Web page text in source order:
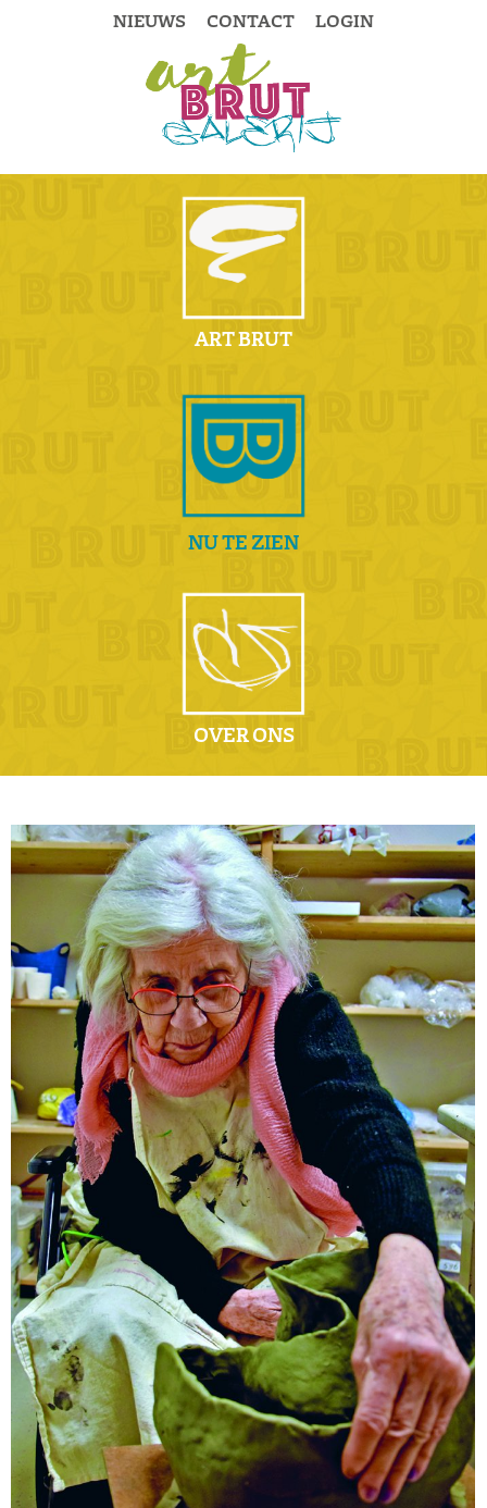
NIEUWS CONTACT LOGIN
ART BRUT
NU TE ZIEN
OVER ONS